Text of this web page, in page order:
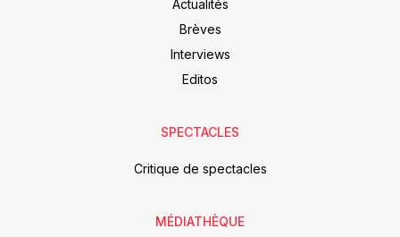
Actualités
Brèves
Interviews
Editos
SPECTACLES
Critique de spectacles
MÉDIATHÈQUE